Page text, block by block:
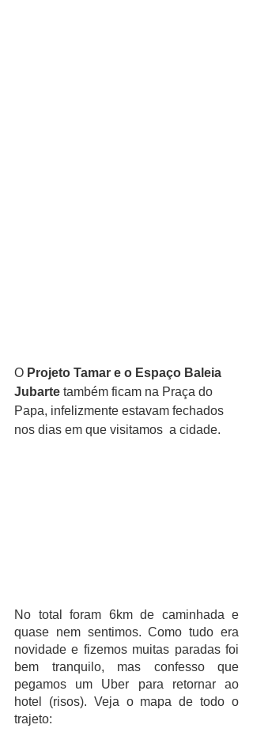
O Projeto Tamar e o Espaço Baleia
Jubarte também ficam na Praça do
Papa, infelizmente estavam fechados
nos dias em que visitamos  a cidade.
No total foram 6km de caminhada e
quase nem sentimos. Como tudo era
novidade e fizemos muitas paradas foi
bem tranquilo, mas confesso que
pegamos um Uber para retornar ao
hotel (risos). Veja o mapa de todo o
trajeto: